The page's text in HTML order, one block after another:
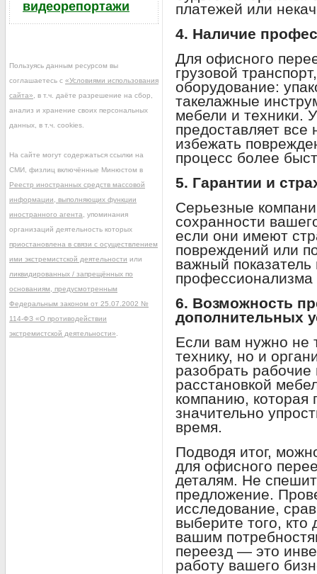
платежей или
4. Наличие
Для офисного
грузовой
оборудование:
такелажные
мебели и техники.
предоставляет
избежать
процесс более
5. Гарантии и
Серьезные
сохранности
если они имеют
повреждений или
важный
профессионализма
6. Возможность
дополнительных
Если вам нужно не
технику, но и
разобрать
расстановкой
компанию, которая
значительно
время.
Подводя итог,
для офисного
деталям. Не
предложение.
исследование,
выберите того, кто
вашим
переезд — это
работу вашего
видеорепортажи
Пользуясь данным ресурсом вы
соглашаетесь с «Условиями использования
сайта» , в т.ч. даёте разрешение на сбор,
анализ и хранение своих персональных
данных, в т.ч. cookies.
На сайте могут содержаться ссылки на
СМИ, физлиц включённые Минюстом в
Реестр иностранных средств массовой
информации, выполняющих функции
иностранного агента , упоминания
организаций деятельность которых
приостановлена в связи с осуществлением
ими экстремистской деятельности или
ликвидированных / запрещённых по
основаниям, предусмотренным
Федеральным законом от 25.07.2002 №
114-ФЗ «О противодействии
экстремистской деятельности»